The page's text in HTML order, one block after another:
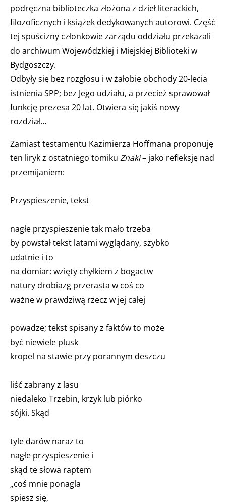
podręczna biblioteczka złożona z dzieł literackich,
filozoficznych i książek dedykowanych autorowi. Część
tej spuścizny członkowie zarządu oddziału przekazali
do archiwum Wojewódzkiej i Miejskiej Biblioteki w
Bydgoszczy.
Odbyły się bez rozgłosu i w żałobie obchody 20-lecia
istnienia SPP; bez Jego udziału, a przecież sprawował
funkcję prezesa 20 lat. Otwiera się jakiś nowy
rozdział…
Zamiast testamentu Kazimierza Hoffmana proponuję
ten liryk z ostatniego tomiku Znaki– jako refleksję nad
przemijaniem:
Przyspieszenie, tekst
nagłe przyspieszenie tak mało trzeba
by powstał tekst latami wyglądany, szybko
udatnie i to
na domiar: wzięty chyłkiem z bogactw
natury drobiazg przerasta w coś co
ważne w prawdziwą rzecz w jej całej
powadze; tekst spisany z faktów to może
być niewiele plusk
kropel na stawie przy porannym deszczu
liść zabrany z lasu
niedaleko Trzebin, krzyk lub piórko
sójki. Skąd
tyle darów naraz to
nagłe przyspieszenie i
skąd te słowa raptem
„coś mnie ponagla
spiesz się,